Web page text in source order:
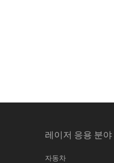
레이저 응용 분야
자동차